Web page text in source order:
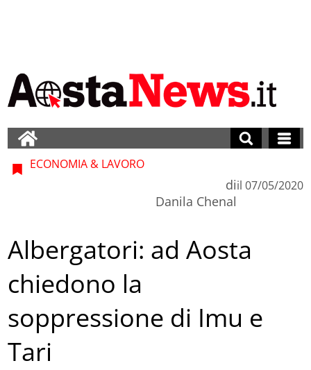
ECONOMIA & LAVORO
di
Danila Chenal
il 07/05/2020
Albergatori: ad Aosta
chiedono la
soppressione di Imu e
Tari